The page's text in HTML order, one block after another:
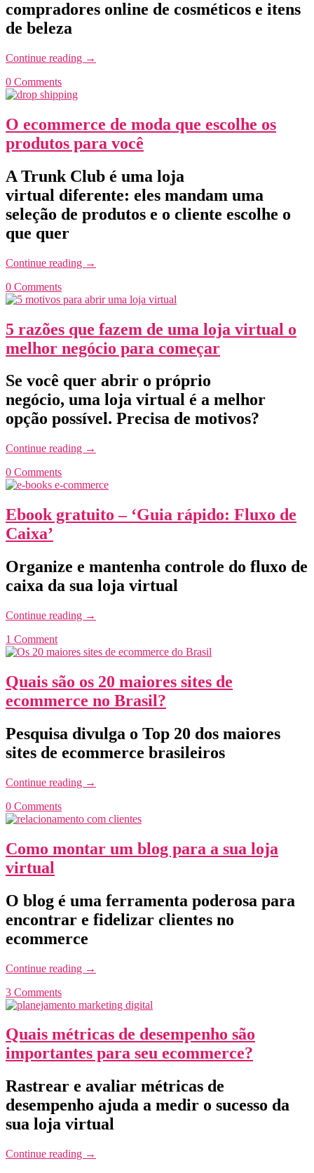
compradores online de cosméticos e itens
de beleza
Continue reading →
0 Comments
O ecommerce de moda que escolhe os
produtos para você
A Trunk Club é uma loja
virtual diferente: eles mandam uma
seleção de produtos e o cliente escolhe o
que quer
Continue reading →
0 Comments
5 razões que fazem de uma loja virtual o
melhor negócio para começar
Se você quer abrir o próprio
negócio, uma loja virtual é a melhor
opção possível. Precisa de motivos?
Continue reading →
0 Comments
Ebook gratuito – ‘Guia rápido: Fluxo de
Caixa’
Organize e mantenha controle do fluxo de
caixa da sua loja virtual
Continue reading →
1 Comment
Quais são os 20 maiores sites de
ecommerce no Brasil?
Pesquisa divulga o Top 20 dos maiores
sites de ecommerce brasileiros
Continue reading →
0 Comments
Como montar um blog para a sua loja
virtual
O blog é uma ferramenta poderosa para
encontrar e fidelizar clientes no
ecommerce
Continue reading →
3 Comments
Quais métricas de desempenho são
importantes para seu ecommerce?
Rastrear e avaliar métricas de
desempenho ajuda a medir o sucesso da
sua loja virtual
Continue reading →